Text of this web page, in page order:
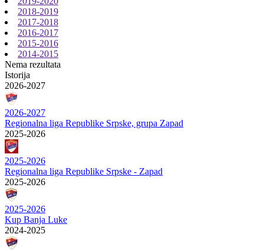
2018-2019
2017-2018
2016-2017
2015-2016
2014-2015
Nema rezultata
Istorija
2026-2027
2026-2027
Regionalna liga Republike Srpske, grupa Zapad
2025-2026
2025-2026
Regionalna liga Republike Srpske - Zapad
2025-2026
2025-2026
Kup Banja Luke
2024-2025